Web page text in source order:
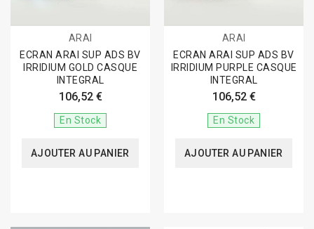
ARAI
ECRAN ARAI SUP ADS BV
IRRIDIUM GOLD CASQUE
INTEGRAL
106,52 €
En Stock
AJOUTER AU PANIER
ARAI
ECRAN ARAI SUP ADS BV
IRRIDIUM PURPLE CASQUE
INTEGRAL
106,52 €
En Stock
AJOUTER AU PANIER